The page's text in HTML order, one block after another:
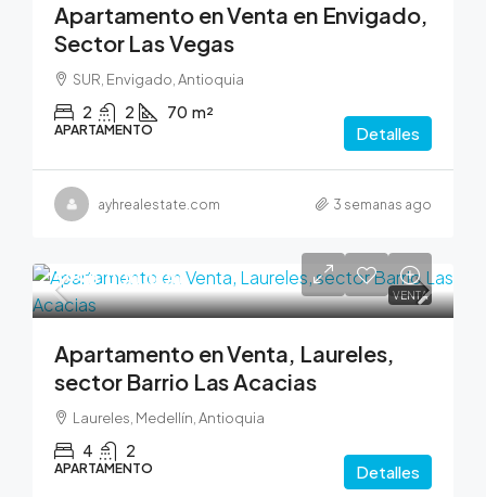
Apartamento en Venta en Envigado,
Sector Las Vegas
SUR, Envigado, Antioquia
2 2 70 m²
APARTAMENTO Detalles
ayhrealestate.com 3 semanas ago
VENTA
$990,000,000
Apartamento en Venta, Laureles,
sector Barrio Las Acacias
Laureles, Medellín, Antioquia
4 2
APARTAMENTO Detalles